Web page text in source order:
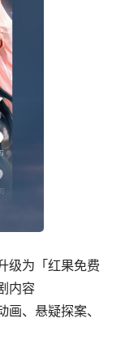
级为「红果免费
内容
画、悬疑探案、